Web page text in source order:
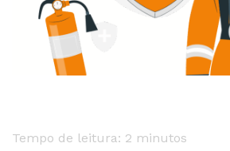
Tempo de leitura: 2 minutos